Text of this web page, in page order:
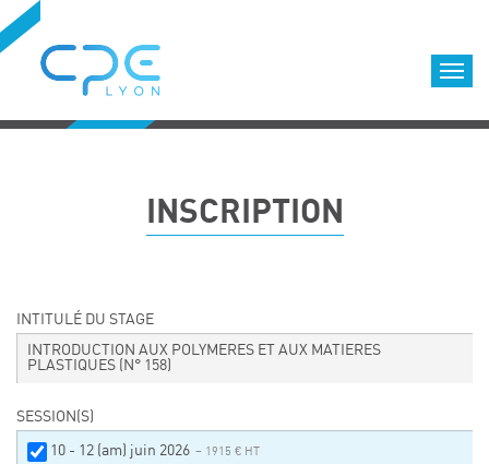
Formations diplômantes
Equipe
Nous choisir
LOCATION DE SALLES DE FORMATION
Accès
INSCRIPTION
INTITULÉ DU STAGE
INTRODUCTION AUX POLYMERES ET AUX MATIERES
PLASTIQUES (N° 158)
SESSION(S)
10 - 12 (am) juin 2026 – 1915 € HT
Cookies management panel